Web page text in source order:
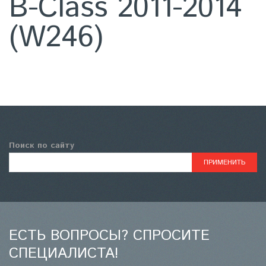
(W246)
Поиск по сайту
ЕСТЬ ВОПРОСЫ? СПРОСИТЕ
СПЕЦИАЛИСТА!